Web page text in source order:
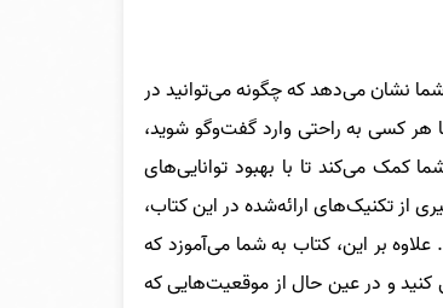
نشان می‌دهد که چگونه می‌توانید در
هر کسی به راحتی وارد گفت‌وگو شوید،
کمک می‌کند تا با بهبود توانایی‌های
از تکنیک‌های ارائه‌شده در این کتاب،
علاوه بر این، کتاب به شما می‌آموزد که
کنید و در عین حال از موقعیت‌هایی که